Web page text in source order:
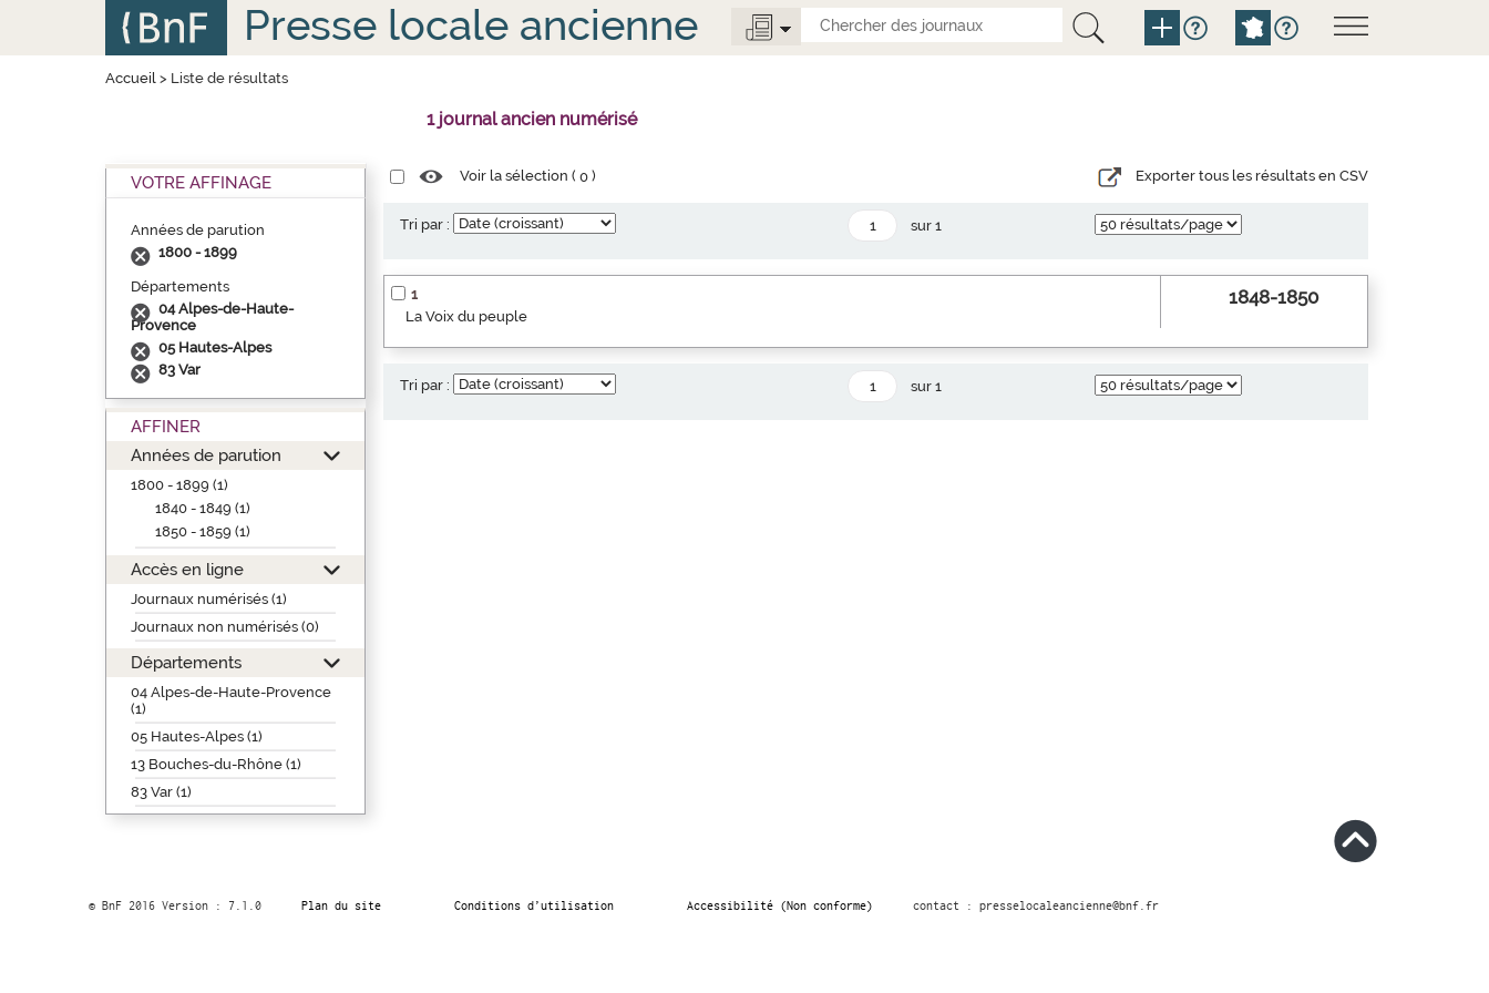
Presse locale ancienne
Accueil> Liste de résultats
1 journal ancien numérisé
VOTRE AFFINAGE
Années de parution
1800 - 1899
Départements
04 Alpes-de-Haute-
Provence
05 Hautes-Alpes
83 Var
AFFINER
Années de parution
1800 - 1899 (1)
1840 - 1849 (1)
1850 - 1859 (1)
Accès en ligne
Journaux numérisés (1)
Journaux non numérisés (0)
Départements
04 Alpes-de-Haute-Provence
(1)
05 Hautes-Alpes (1)
13 Bouches-du-Rhône (1)
83 Var (1)
Voir la sélection (0 ) Exporter tous les résultats en CSV
Tri par : sur 1
1
La Voix du peuple
1848-1850
Tri par : sur 1
© BnF 2016 Version : 7.1.0 Plan du site Conditions d’utilisation Accessibilité (Non conforme) contact : presselocaleancienne@bnf.fr
Panneau de gestion des cookies